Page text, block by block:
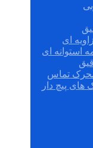
ای
استوانه ای
تماس
های پیچ دار